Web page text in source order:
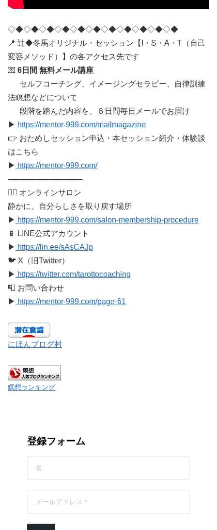
◇◆◇◆◇◆◇◆◇◆◇◆◇◆◇◆◇◆◇◆◇◆
📍 辻◆冬馬オリジナル・セッション【I・S・A・T（自己
変容メソッド）】の各アクセス先です
💌 6日間 無料メール講座
セルフコーチング、イメージングセラピー、自律訓練
法瞑想などについて
段階を踏んだ内容を、６日間毎日メールでお届け
▶ https://mentor-999.com/mailmagazine
👉 おためしセッション申込・本セッション紹介・体験談
はこちら
▶ https://mentor-999.com/
──────────────
🧘‍♂️ オンラインサロン
静かに、自分らしさを取り戻す場所
▶ https://mentor-999.com/salon-membership-procedure
📱 LINE公式アカウント
▶ https://lin.ee/sAsCAJp
🐦 X（旧Twitter）
▶ https://twitter.com/tarottocoaching
📮 お問い合わせ
▶ https://mentor-999.com/page-61
にほんブログ村
瞑想ランキング
登録フォーム